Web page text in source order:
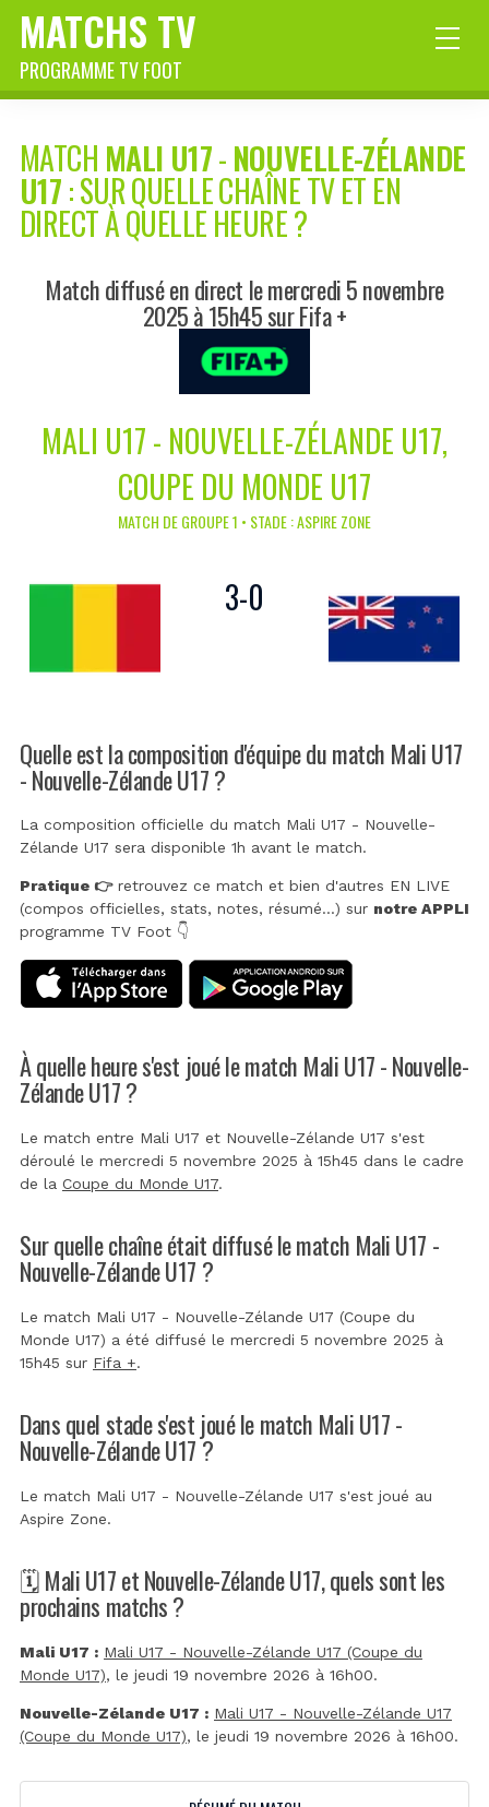
MATCHS TV
PROGRAMME TV FOOT
MATCH MALI U17-NOUVELLE-ZÉLANDE
U17: SUR QUELLE CHAÎNE TV ET EN
DIRECT À QUELLE HEURE ?
Match diffusé en direct le mercredi 5 novembre
2025 à 15h45 sur Fifa +
MALI U17 - NOUVELLE-ZÉLANDE U17,
COUPE DU MONDE U17
MATCH DE GROUPE 1 • STADE : ASPIRE ZONE
3-0
Quelle est la composition d'équipe du match Mali U17
- Nouvelle-Zélande U17 ?
La composition officielle du match Mali U17 - Nouvelle-
Zélande U17 sera disponible 1h avant le match.
Pratique 👉retrouvez ce match et bien d'autres EN LIVE
(compos officielles, stats, notes, résumé...) sur notre APPLI
programme TV Foot 👇
À quelle heure s'est joué le match Mali U17 - Nouvelle-
Zélande U17 ?
Le match entre Mali U17 et Nouvelle-Zélande U17 s'est
déroulé le mercredi 5 novembre 2025 à 15h45 dans le cadre
de la Coupe du Monde U17.
Sur quelle chaîne était diffusé le match Mali U17 -
Nouvelle-Zélande U17 ?
Le match Mali U17 - Nouvelle-Zélande U17 (Coupe du
Monde U17) a été diffusé le mercredi 5 novembre 2025 à
15h45 sur Fifa +.
Dans quel stade s'est joué le match Mali U17 -
Nouvelle-Zélande U17 ?
Le match Mali U17 - Nouvelle-Zélande U17 s'est joué au
Aspire Zone.
🗓️ Mali U17 et Nouvelle-Zélande U17, quels sont les
prochains matchs ?
Mali U17 : Mali U17 - Nouvelle-Zélande U17 (Coupe du
Monde U17), le jeudi 19 novembre 2026 à 16h00.
Nouvelle-Zélande U17 : Mali U17 - Nouvelle-Zélande U17
(Coupe du Monde U17), le jeudi 19 novembre 2026 à 16h00.